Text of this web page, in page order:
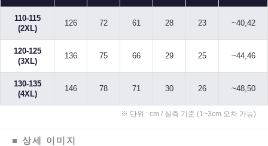
110-115
(2XL)
126 72 61 28 23 ~40,42
120-125
(3XL)
136 75 66 29 25 ~44,46
130-135
(4XL)
146 78 71 30 26 ~48,50
※ 단위 : cm / 실측 기준 (1~3cm 오차 가능)
■ 상세 이미지